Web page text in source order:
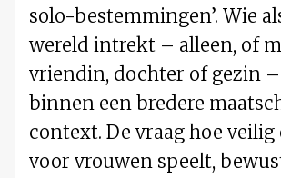
solo-bestemmingen’. Wie
wereld intrekt – alleen, of
vriendin, dochter of gezin
binnen een bredere
context. De vraag hoe veilig
voor vrouwen speelt,